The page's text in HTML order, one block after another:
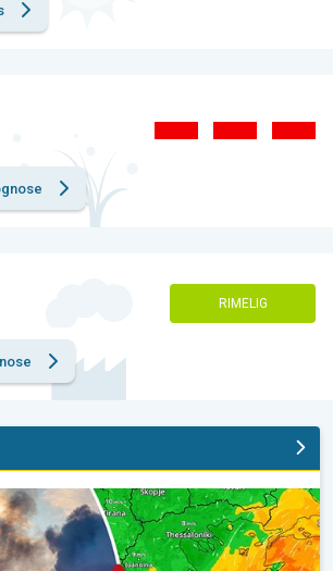
RIMELIG
også i Sydøsteuropa. Hed varme og